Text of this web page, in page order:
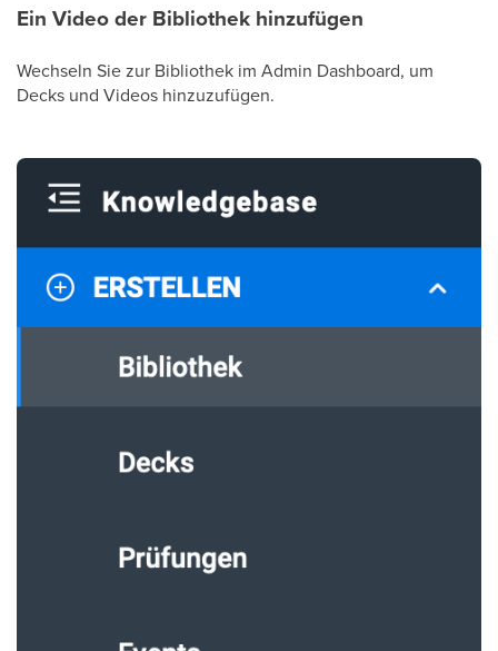
Ein Video der Bibliothek hinzufügen
Wechseln Sie zur Bibliothek im Admin Dashboard, um
Decks und Videos hinzuzufügen.